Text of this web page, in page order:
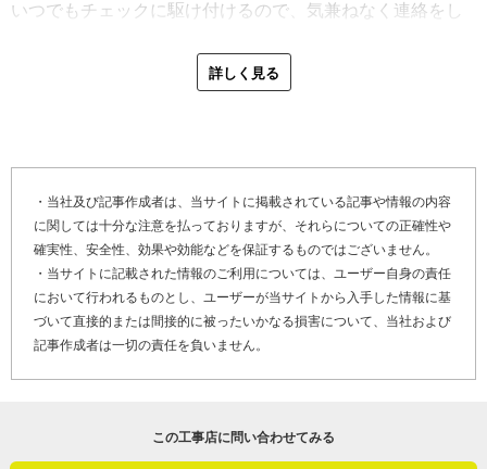
とそうではありません。会社として差が出るのは、職人の
丁寧さやモラルの高さだと考えているのです。
抜き仕事は後々塗り直しになる場合もあって、そうなると
会社の利益損失だけではなく、大切なお客様の信頼にも影
響してきます。そういった諸々を考えて仕事に向き合える
のがよい職人なんじゃないかな。当社は経験年数はもちろ
ん、そういったモラルをしっかりと守っていくことの大事
さを職人に繰り返し伝えています」
ています。塗装の仕事は天候に左右されるため、常に空模
様を気にしているそう。
いつでもチェックに駆け付けるので、気兼ねなく連絡をし
役に立つ情報を記載しています。小さな工事、屋上防水、
雨漏り修理の相談も遠慮なくしてくださいね」
上防水工事でお困りのお客さま、そして屋根塗装や外壁塗
装、屋根リフォーム、雨樋修理等を検討しているお客さま
へメッセージです。
「最近は動画サイトでの情報発信も積極的に行っていま
す。施工はもちろん、職人たちの雰囲気もわかると思いま
すので、のぞいてみてください。あと、住宅工事は安価だ
く行っています。安心して色々ご相談ください」
詳しく見る
・当社及び記事作成者は、当サイトに掲載されている記事や情報の内容
に関しては十分な注意を払っておりますが、それらについての正確性や
確実性、安全性、効果や効能などを保証するものではございません。
・当サイトに記載された情報のご利用については、ユーザー自身の責任
において行われるものとし、ユーザーが当サイトから入手した情報に基
づいて直接的または間接的に被ったいかなる損害について、当社および
記事作成者は一切の責任を負いません。
この工事店に問い合わせてみる